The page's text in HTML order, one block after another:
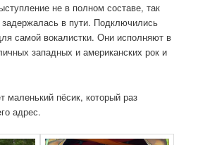
не в полном составе, так
задержалась в пути. Подключились
самой вокалистки. Они исполняют в
западных и американских рок и
маленький пёсик, который раз
адрес.